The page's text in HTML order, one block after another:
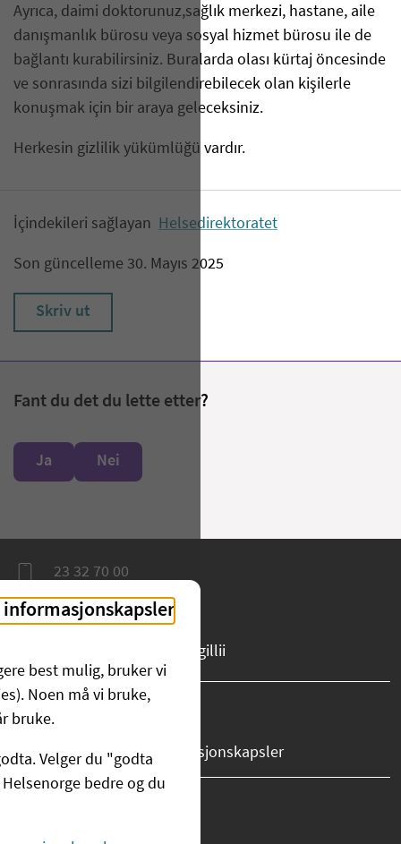
Ayrıca, daimi doktorunuz,sağlık merkezi, hastane, aile
danışmanlık bürosu veya sosyal hizmet bürosu ile de
bağlantı kurabilirsiniz. Buralarda olası kürtaj öncesinde
ve sonrasında sizi bilgilendirebilecek olan kişilerle
konuşmak için bir araya geleceksiniz.
Herkesin gizlilik yükümlüğü vardır.
İçindekileri sağlayan Helsedirektoratet
Son güncelleme 30. Mayıs 2025
Skriv ut
Fant du det du lette etter?
Ja Nei